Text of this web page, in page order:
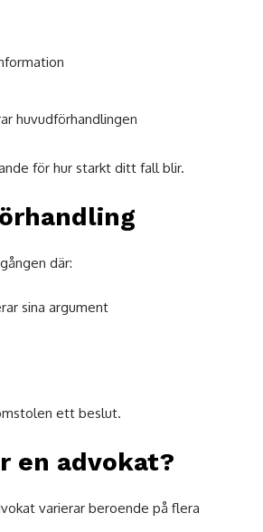
huvudförhandlingen
för hur starkt ditt fall blir.
där:
sina argument
ett beslut.
en advokat?
varierar beroende på flera